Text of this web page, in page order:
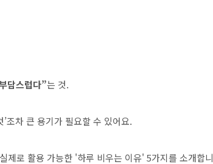
담스럽다”는 것.
조차 큰 용기가 필요할 수 있어요.
실제로 활용 가능한 '하루 비우는 이유' 5가지를 소개합니